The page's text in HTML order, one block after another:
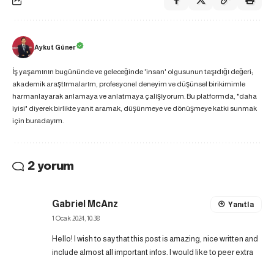
Aykut Güner
İş yaşamının bugününde ve geleceğinde 'insan' olgusunun taşıdığı değeri;
akademik araştırmalarım, profesyonel deneyim ve düşünsel birikimimle
harmanlayarak anlamaya ve anlatmaya çalışıyorum. Bu platformda, "daha
iyisi" diyerek birlikte yanıt aramak, düşünmeye ve dönüşmeye katkı sunmak
için buradayım.
2 yorum
Gabriel McAnz
1 Ocak 2024, 10:38
Hello! I wish to say that this post is amazing, nice written and
include almost all important infos. I would like to peer extra
Yanıtla